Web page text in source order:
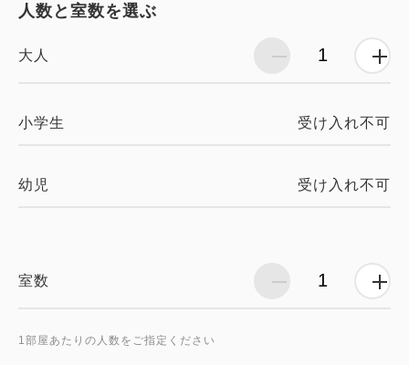
人数と室数を選ぶ
大人
小学生 受け入れ不可
幼児 受け入れ不可
室数
1部屋あたりの人数をご指定ください